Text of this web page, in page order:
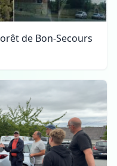
de Bon-Secours